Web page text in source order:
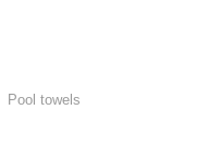
Free parking
Pool towels